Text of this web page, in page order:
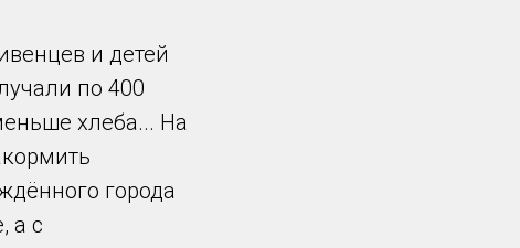
и детей
по 400
хлеба... На
города
а с